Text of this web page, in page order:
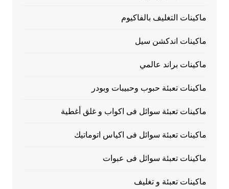
ماكينات التغليف بالفاكيوم
ماكينات اندكشن سيل
ماكينات براند عالمي
ماكينات تعبئة حبوب وحبيبات وبودر
ماكينات تعبئة سوائل فى اكواب و غلق أغطية
ماكينات تعبئة سوائل فى اكياس اتوماتيك
ماكينات تعبئة سوائل فى عبوات
ماكينات تعبئة و تغليف